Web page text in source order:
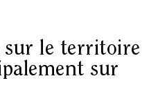
sur le territoire
sur